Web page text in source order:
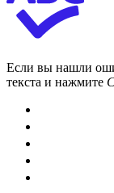
Если вы нашли
текста и нажмите